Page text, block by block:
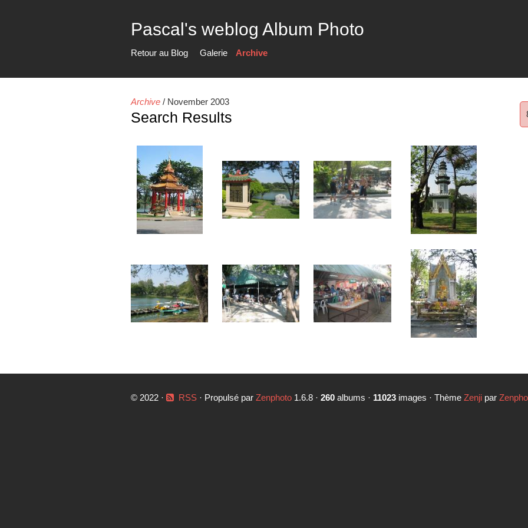
Pascal's weblog Album Photo
Retour au Blog Galerie Archive
Archive / November 2003
Search Results
© 2022 · RSS· Propulsé par Zenphoto 1.6.8 · 260albums · 11023images · Thème Zenjipar